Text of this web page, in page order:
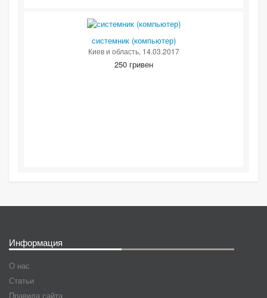
системник (компьютер)
Киев и область, 14.03.2017
250 гривен
Информация
О нас
Статьи
Правила сайта